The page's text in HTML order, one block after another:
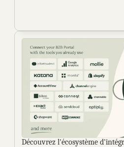
Découvrez l'écosystème